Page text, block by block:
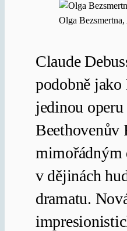
Olga
Claude
podobně jako
jedinou
Beethovenův
mimořádným
v dějinách
dramatu.